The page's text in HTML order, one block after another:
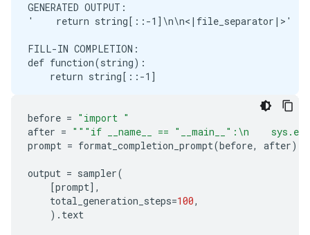
GENERATED OUTPUT:
'    return string[::-1]\n\n<|file_separator|>'
FILL-IN COMPLETION:
def function(string):
    return string[::-1]
before = "import "
after = """if __name__ == "__main__": \n
prompt = format_completion_prompt(before, after)
output = sampler(
[prompt],
total_generation_steps=100,
) . text